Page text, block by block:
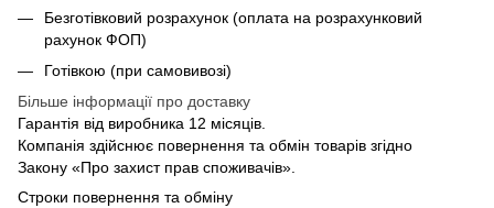
Безготівковий розрахунок (оплата на розрахунковий
рахунок ФОП)
Готівкою (при самовивозі)
Більше інформації про доставку
Гарантія від виробника 12 місяців.
Компанія здійснює повернення та обмін товарів згідно
Закону «Про захист прав споживачів».
Строки повернення та обміну